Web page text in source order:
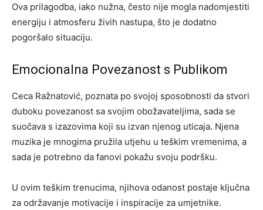
Ova prilagodba, iako nužna, često nije mogla nadomjestiti
energiju i atmosferu živih nastupa, što je dodatno
pogoršalo situaciju.
Emocionalna Povezanost s Publikom
Ceca Ražnatović, poznata po svojoj sposobnosti da stvori
duboku povezanost sa svojim obožavateljima, sada se
suočava s izazovima koji su izvan njenog uticaja. Njena
muzika je mnogima pružila utjehu u teškim vremenima, a
sada je potrebno da fanovi pokažu svoju podršku.
U ovim teškim trenucima, njihova odanost postaje ključna
za održavanje motivacije i inspiracije za umjetnike.